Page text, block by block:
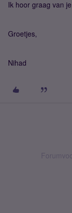
Ik hoor graag van
Groetjes,
Nihad